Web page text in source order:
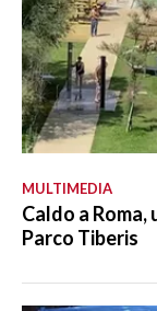
MULTIMEDIA
Caldo a
Parco Tiberis